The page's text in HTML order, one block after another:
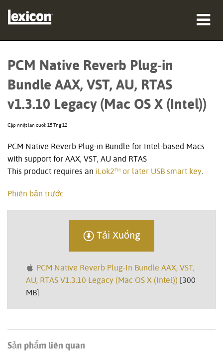
đào tạo
PCM Native Reverb Plug-in
Bundle AAX, VST, AU, RTAS
v1.3.10 Legacy (Mac OS X (Intel))
Cập nhật lần cuối: 15 Thg 12
PCM Native Reverb Plug-in Bundle for Intel-based Macs
with support for AAX, VST, AU and RTAS
This product requires an iLok2™ or later USB smart key.
Phiên bản trước
Tải Xuống
PCM Native Reverb Plug-In Bundle AAX, VST,
AU, RTAS V1.3.10 Legacy (Mac OS X (Intel)) [300
MB]
Sản phẩm liên quan